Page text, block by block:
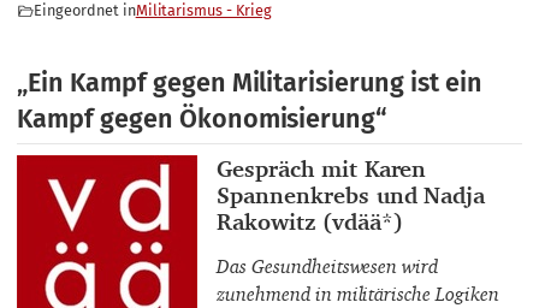
Eingeordnet inMilitarismus - Krieg
„Ein Kampf gegen Militarisierung ist ein
Kampf gegen Ökonomisierung“
Interviewpartner_innen
Gespräch mit Karen
Spannenkrebs und Nadja
Rakowitz (vdää*)
Das Gesundheitswesen wird
zunehmend in militärische Logiken